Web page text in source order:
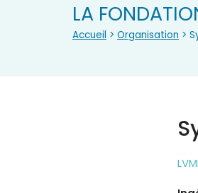
LA
Accueil > Organisation >